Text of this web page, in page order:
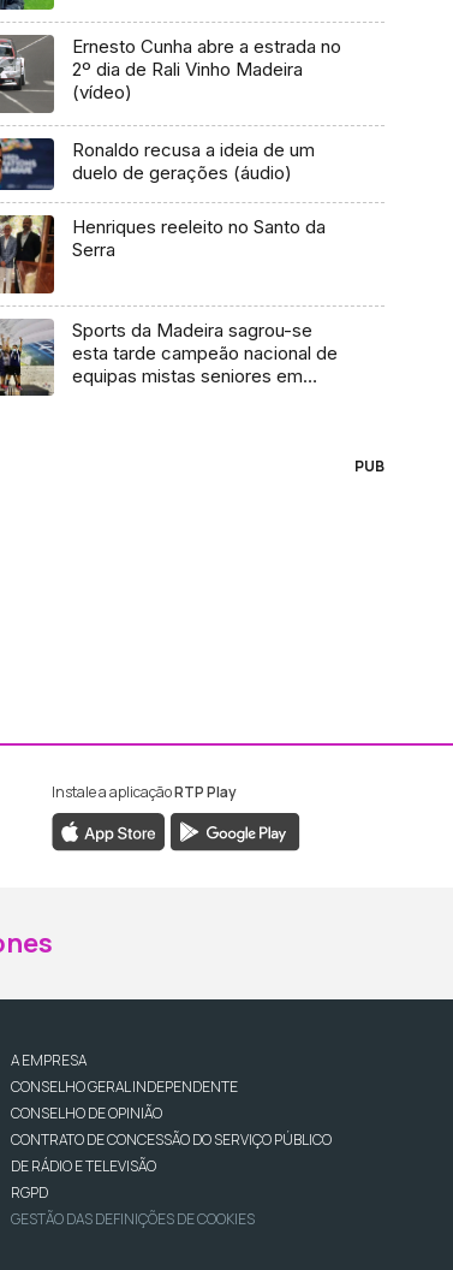
Ernesto Cunha abre a estrada no
2º dia de Rali Vinho Madeira
(vídeo)
Ronaldo recusa a ideia de um
duelo de gerações (áudio)
Henriques reeleito no Santo da
Serra
Sports da Madeira sagrou-se
esta tarde campeão nacional de
equipas mistas seniores em
PUB
RTP Madeira
da RTP Madeira
Instale a aplicaçãoRTP Play
A EMPRESA
CONSELHO GERAL INDEPENDENTE
CONSELHO DE OPINIÃO
CONTRATO DE CONCESSÃO DO SERVIÇO PÚBLICO
DE RÁDIO E TELEVISÃO
RGPD
GESTÃO DAS DEFINIÇÕES DE COOKIES